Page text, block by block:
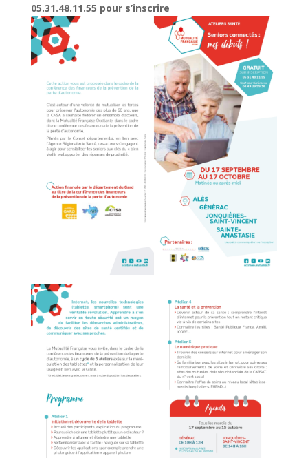
05.31.48.11.55 pour s’inscrire